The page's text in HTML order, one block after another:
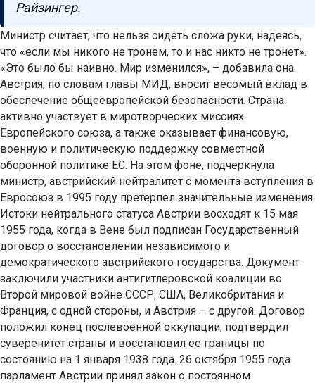
Райзингер.
Министр считает, что нельзя сидеть сложа руки, надеясь,
что «если мы никого не тронем, то и нас никто не тронет».
«Это было бы наивно. Мир изменился», – добавила она.
Австрия, по словам главы МИД, вносит весомый вклад в
обеспечение общеевропейской безопасности. Страна
активно участвует в миротворческих миссиях
Европейского союза, а также оказывает финансовую,
военную и политическую поддержку совместной
оборонной политике ЕС. На этом фоне, подчеркнула
министр, австрийский нейтралитет с момента вступления в
Евросоюз в 1995 году претерпел значительные изменения.
Истоки нейтрального статуса Австрии восходят к 15 мая
1955 года, когда в Вене был подписан Государственный
договор о восстановлении независимого и
демократического австрийского государства. Документ
заключили участники антигитлеровской коалиции во
Второй мировой войне СССР, США, Великобритания и
Франция, с одной стороны, и Австрия – с другой. Договор
положил конец послевоенной оккупации, подтвердил
суверенитет страны и восстановил ее границы по
состоянию на 1 января 1938 года. 26 октября 1955 года
парламент Австрии принял закон о постоянном